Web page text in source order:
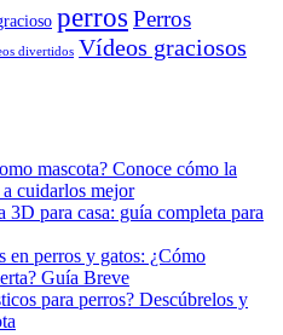
perros Perros
divertidos Vídeos graciosos
mascota? Conoce cómo la
cuidarlos mejor
3D para casa: guía completa para
en perros y gatos: ¿Cómo
Guía Breve
para perros? Descúbrelos y